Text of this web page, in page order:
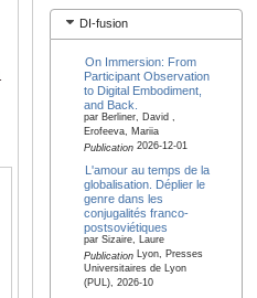
DI-fusion
On Immersion: From
Participant Observation
to Digital Embodiment,
and Back.
par Berliner, David ,
Erofeeva, Mariia
Publication2026-12-01
L'amour au temps de la
globalisation. Déplier le
genre dans les
conjugalités franco-
postsoviétiques
par Sizaire, Laure
PublicationLyon, Presses
Universitaires de Lyon
(PUL), 2026-10